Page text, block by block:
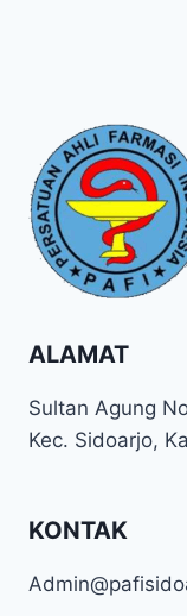
ALAMAT
Sultan Agung
Kec. Sidoarjo,
KONTAK